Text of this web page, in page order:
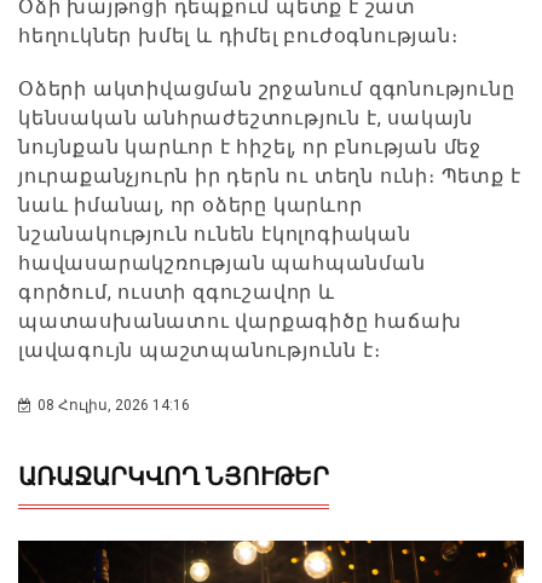
Օձի խայթոցի դեպքում պետք է շատ
հեղուկներ խմել և դիմել բուժօգնության։
Օձերի ակտիվացման շրջանում զգոնությունը
կենսական անհրաժեշտություն է, սակայն
նույնքան կարևոր է հիշել, որ բնության մեջ
յուրաքանչյուրն իր դերն ու տեղն ունի։ Պետք է
նաև իմանալ, որ օձերը կարևոր
նշանակություն ունեն էկոլոգիական
հավասարակշռության պահպանման
գործում, ուստի զգուշավոր և
պատասխանատու վարքագիծը հաճախ
լավագույն պաշտպանությունն է։
08 Հուլիս, 2026 14:16
ԱՌԱՋԱՐԿՎՈՂ ՆՅՈՒԹԵՐ